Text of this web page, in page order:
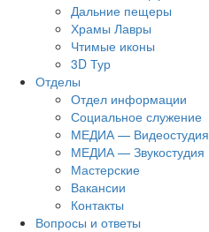
Дальние пещеры
Храмы Лавры
Чтимые иконы
3D Тур
Отделы
Отдел информации
Социальное служение
МЕДИА — Видеостудия
МЕДИА — Звукостудия
Мастерские
Вакансии
Контакты
Вопросы и ответы